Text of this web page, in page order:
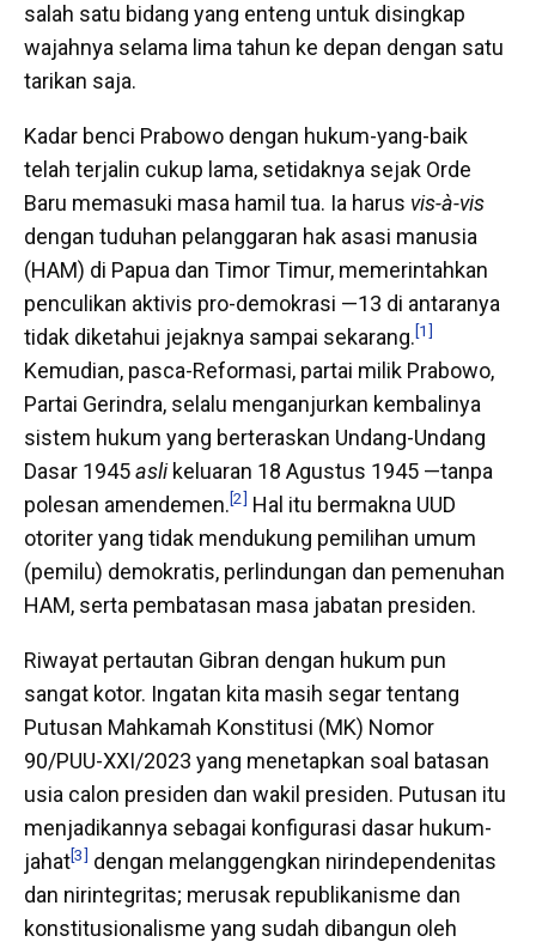
salah satu bidang yang enteng untuk disingkap
wajahnya selama lima tahun ke depan dengan satu
tarikan saja.
Kadar benci Prabowo dengan hukum-yang-baik
telah terjalin cukup lama, setidaknya sejak Orde
Baru memasuki masa hamil tua. Ia harus vis-à-vis
dengan tuduhan pelanggaran hak asasi manusia
(HAM) di Papua dan Timor Timur, memerintahkan
penculikan aktivis pro-demokrasi —13 di antaranya
tidak diketahui jejaknya sampai sekarang.[1]
Kemudian, pasca-Reformasi, partai milik Prabowo,
Partai Gerindra, selalu menganjurkan kembalinya
sistem hukum yang berteraskan Undang-Undang
Dasar 1945asli keluaran 18 Agustus 1945 —tanpa
polesan amendemen.[2] Hal itu bermakna UUD
otoriter yang tidak mendukung pemilihan umum
(pemilu) demokratis, perlindungan dan pemenuhan
HAM, serta pembatasan masa jabatan presiden.
Riwayat pertautan Gibran dengan hukum pun
sangat kotor. Ingatan kita masih segar tentang
Putusan Mahkamah Konstitusi (MK) Nomor
90/PUU-XXI/2023 yang menetapkan soal batasan
usia calon presiden dan wakil presiden. Putusan itu
menjadikannya sebagai konfigurasi dasar hukum-
jahat[3] dengan melanggengkan nirindependenitas
dan nirintegritas; merusak republikanisme dan
konstitusionalisme yang sudah dibangun oleh